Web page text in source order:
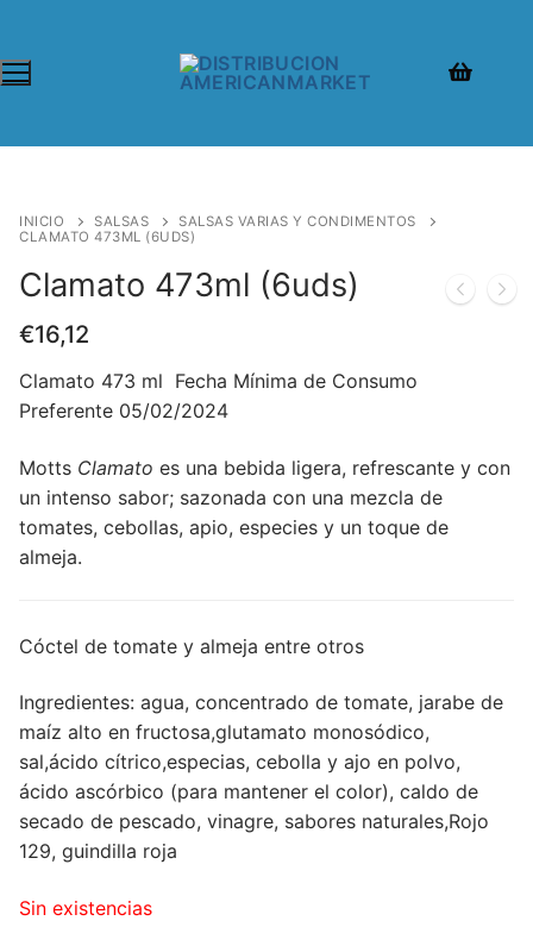
INICIO SALSAS
SALSAS VARIAS Y CONDIMENTOS
CLAMATO 473ML (6UDS)
Clamato 473ml (6uds)
€16,12
Clamato 473 ml Fecha Mínima de Consumo
Preferente 05/02/2024
Motts Clamato es una bebida ligera, refrescante y con
un intenso sabor; sazonada con una mezcla de
tomates, cebollas, apio, especies y un toque de
almeja.
Cóctel de tomate y almeja entre otros
Ingredientes: agua, concentrado de tomate, jarabe de
maíz alto en fructosa,glutamato monosódico,
sal,ácido cítrico,especias, cebolla y ajo en polvo,
ácido ascórbico (para mantener el color), caldo de
secado de pescado, vinagre, sabores naturales,Rojo
129, guindilla roja
Sin existencias